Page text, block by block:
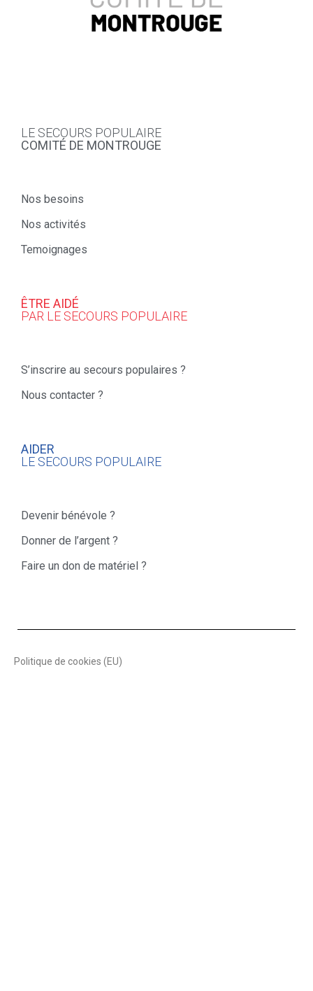
LE SECOURS POPULAIRE
COMITÉ DE MONTROUGE
Nos besoins
Nos activités
Temoignages
ÊTRE AIDÉ
PAR LE SECOURS POPULAIRE
S’inscrire au secours populaires ?
Nous contacter ?
AIDER
LE SECOURS POPULAIRE
Devenir bénévole ?
Donner de l’argent ?
Faire un don de matériel ?
Politique de cookies (EU)